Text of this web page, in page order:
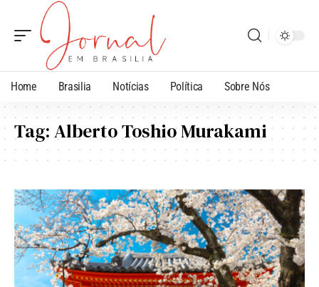
Home Brasilia Notícias Política Sobre Nós
Tag:Alberto Toshio Murakami